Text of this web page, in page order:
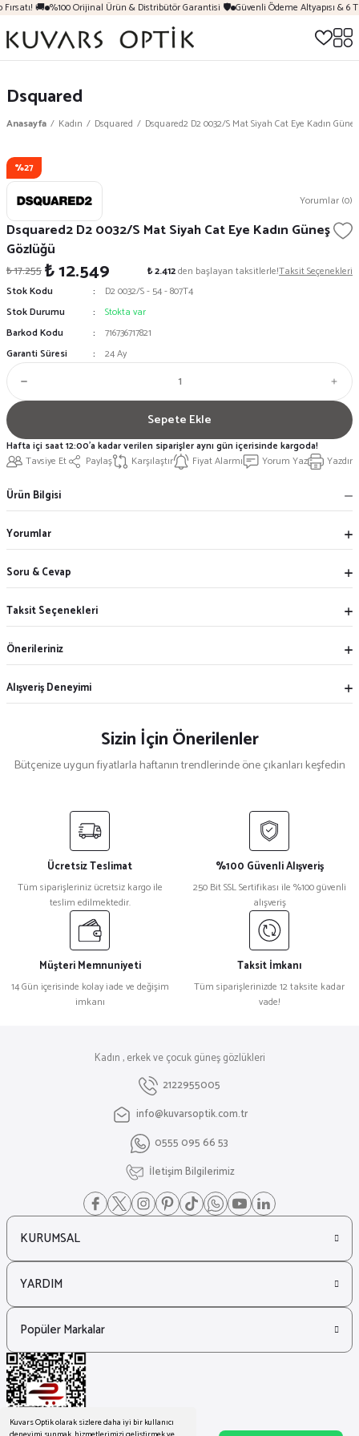
Kuvars Optik olarak sizlere daha iyi bir kullanıcı
🚚 %100 Orijinal Ürün & Distribütör Garantisi 🛡️ Güvenli Ödeme Altyapısı & 6
Dsquared
Anasayfa Kadın Dsquared Dsquared2 D2 0032/S Mat Siyah Cat Eye Kadın
%27
Yorumlar (0)
Dsquared2 D2 0032/S Mat Siyah Cat Eye Kadın Güneş
Gözlüğü
₺ 17.255₺ 12.549 ₺ 2.412den başlayan taksitlerle!Taksit Seçenekleri
Stok Kodu
D2 0032/S - 54 - 807T4
Stok Durumu
Stokta var
Barkod Kodu
716736717821
Garanti Süresi
24 Ay
Sepete Ekle
Tavsiye Et Paylaş Karşılaştır Fiyat Alarmı Yorum Yaz Yazdır
Hafta içi saat 12:00'a kadar verilen siparişler aynı gün içerisinde kargoda!
Ürün Bilgisi
Yorumlar
Soru & Cevap
Taksit Seçenekleri
Önerileriniz
Alışveriş Deneyimi
Sizin İçin Önerilenler
Bütçenize uygun fiyatlarla haftanın trendlerinde öne çıkanları keşfedin
Prada 0Pr 13ZS Desenli Beyaz Kadın Güneş Gözlüğü
₺ 27.106
Gucci Gg1066s Kare Siyah Erkek Güneş Gözlüğü
Marc Jacobs 762/S Cat Eye Siyah Kadın Güneş Gözlüğü
Ücretsiz Teslimat
Tüm siparişleriniz ücretsiz kargo ile
teslim edilmektedir.
%100 Güvenli Alışveriş
250 Bit SSL Sertifikası ile %100 güvenli
alışveriş
Müşteri Memnuniyeti
14 Gün içerisinde kolay iade ve değişim
imkanı
Taksit İmkanı
Tüm siparişlerinizde 12 taksite kadar
vade!
Kadın , erkek ve çocuk güneş gözlükleri
2122955005
info@kuvarsoptik.com.tr
0555 095 66 53
İletişim Bilgilerimiz
KURUMSAL
YARDIM
Popüler Markalar